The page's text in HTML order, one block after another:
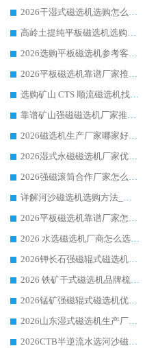
2026干湿式磁选机选购怎么选?多地区用户实测优选华体会手机网页版-华体会(中国) 生产厂家
高岭土提纯平板磁选机选购指南，优选华体会手机网页版-华体会(中国) 靠谱生产厂家
2026选购平板磁选机参考客户真实体验，华体会手机网页版-华体会(中国) 厂家行业口碑排名前列
2026平板磁选机靠谱厂家推荐_ 华体会手机网页版-华体会(中国) 凭借良好口碑获得众多客户认可
选购矿山 CTS 顺流磁选机找实体厂家，华体会手机网页版-华体会(中国) 按需定制设备配套完善售后
靠谱矿山强磁磁选机厂家推荐 2026客户真实使用心得分享
2026磁选机生产厂家哪家好?众多客户使用体验分享华体会手机网页版-华体会(中国)
2026湿式永磁磁选机厂家优选华体会手机网页版-华体会(中国) _客户真实使用心得分享
2026强磁滚筒合作厂家怎么选-华体会手机网页版-华体会(中国) 行业优质供应商参考指南
详解河沙磁选机选购方法_除铁器品牌及华体会手机网页版-华体会(中国) 企业解析
2026平板磁选机靠谱厂家怎么选？华体会手机网页版-华体会(中国) 凭硬实力甄选合作品牌
2026 水选磁选机厂商怎么选 潍坊华体会手机网页版-华体会(中国) 技术实力强
2026钾长石强磁辊式磁选机厂家推荐_华体会手机网页版-华体会(中国) 强磁磁选机价格
2026 铁矿干式磁选机品牌梳理 华体会手机网页版-华体会(中国) 厂家甄选要点
2026锰矿强磁辊式磁选机优选品牌_华体会手机网页版-华体会(中国) 专业厂家值得选择
2026山东湿式磁选机生产厂家推荐：华体会手机网页版-华体会(中国) ，深耕磁电领域十余载
2026CTB半逆流水选河沙磁选机哪家好_华体会手机网页版-华体会(中国) _值得信赖